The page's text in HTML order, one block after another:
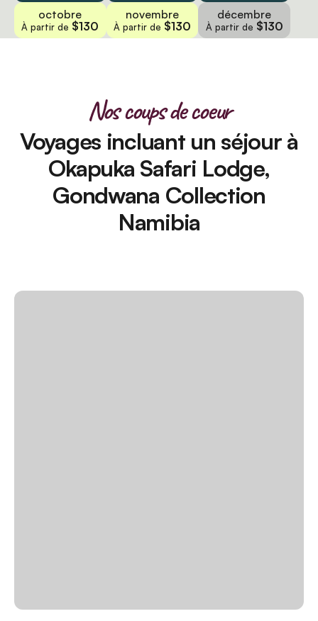
octobre
À partir de $130
novembre
À partir de $130
décembre
À partir de $130
Nos coups de coeur
Voyages incluant un séjour à
Okapuka Safari Lodge,
Gondwana Collection
Namibia